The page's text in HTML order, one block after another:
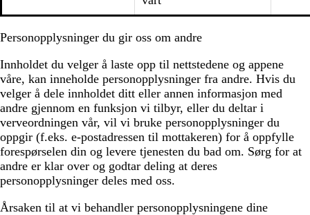
Personopplysninger du gir oss om andre
Innholdet du velger å laste opp til nettstedene og appene
våre, kan inneholde personopplysninger fra andre. Hvis du
velger å dele innholdet ditt eller annen informasjon med
andre gjennom en funksjon vi tilbyr, eller du deltar i
verveordningen vår, vil vi bruke personopplysninger du
oppgir (f.eks. e-postadressen til mottakeren) for å oppfylle
forespørselen din og levere tjenesten du bad om. Sørg for at
andre er klar over og godtar deling at deres
personopplysninger deles med oss.
Årsaken til at vi behandler personopplysningene dine